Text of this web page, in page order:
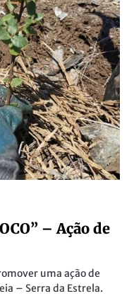
– Ação de
uma ação de
– Serra da Estrela.